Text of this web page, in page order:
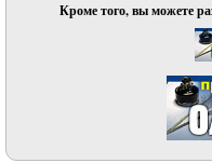
Кроме того, вы можете